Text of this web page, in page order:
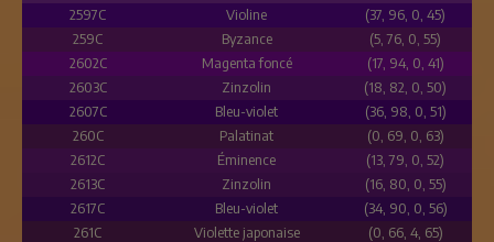
2597C
Violine
(37, 96, 0, 45)
259C
Byzance
(5, 76, 0, 55)
2602C
Magenta foncé
(17, 94, 0, 41)
2603C
Zinzolin
(18, 82, 0, 50)
2607C
Bleu-violet
(36, 98, 0, 51)
260C
Palatinat
(0, 69, 0, 63)
2612C
Éminence
(13, 79, 0, 52)
2613C
Zinzolin
(16, 80, 0, 55)
2617C
Bleu-violet
(34, 90, 0, 56)
261C
Violette japonaise
(0, 66, 4, 65)